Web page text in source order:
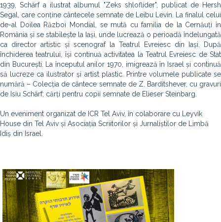
1939, Schärf a ilustrat albumul "Zeks shloflider", publicat de Hersh
Segal, care conține cântecele semnate de Leibu Levin. La finalul celui
de-al Doilea Război Mondial, se mută cu familia de la Cernăuți în
România și se stabilește la Iași, unde lucrează o perioadă îndelungată
ca director artistic și scenograf la Teatrul Evreiesc din Iași. După
închiderea teatrului, își continuă activitatea la Teatrul Evreiesc de Stat
din București. La începutul anilor 1970, imigrează în Israel și continuă
să lucreze ca ilustrator și artist plastic. Printre volumele publicate se
numără – Colecția de cântece semnate de Z. Barditshever, cu gravuri
de Isiu Schärf; cărți pentru copii semnate de Elieser Steinbarg.
Un eveniment organizat de ICR Tel Aviv, în colaborare cu Leyvik
House din Tel Aviv și Asociația Scriitorilor și Jurnaliștilor de Limbă
Idiș din Israel.